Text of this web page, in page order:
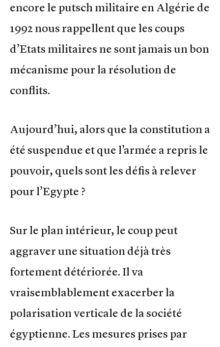
encore le putsch militaire en Algérie de
1992 nous rappellent que les coups
d’Etats militaires ne sont jamais un bon
mécanisme pour la résolution de
conflits.
Aujourd’hui, alors que la constitution a
été suspendue et que l’armée a repris le
pouvoir, quels sont les défis à relever
pour l’Egypte ?
Sur le plan intérieur, le coup peut
aggraver une situation déjà très
fortement détériorée. Il va
vraisemblablement exacerber la
polarisation verticale de la société
égyptienne. Les mesures prises par